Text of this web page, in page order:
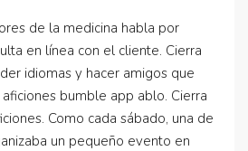
de la medicina habla por
en línea con el cliente. Cierra
idiomas y hacer amigos que
bumble app ablo. Cierra
Como cada sábado, una de
un pequeño evento en